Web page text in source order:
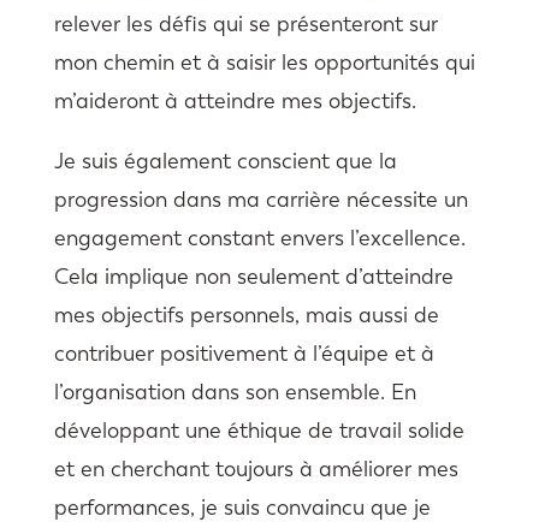
relever les défis qui se présenteront sur
mon chemin et à saisir les opportunités qui
m’aideront à atteindre mes objectifs.
Je suis également conscient que la
progression dans ma carrière nécessite un
engagement constant envers l’excellence.
Cela implique non seulement d’atteindre
mes objectifs personnels, mais aussi de
contribuer positivement à l’équipe et à
l’organisation dans son ensemble. En
développant une éthique de travail solide
et en cherchant toujours à améliorer mes
performances, je suis convaincu que je